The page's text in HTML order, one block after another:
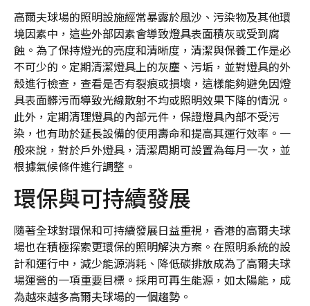
高爾夫球場的照明設施經常暴露於風沙、污染物及其他環
境因素中，這些外部因素會導致燈具表面積灰或受到腐
蝕。為了保持燈光的亮度和清晰度，清潔與保養工作是必
不可少的。定期清潔燈具上的灰塵、污垢，並對燈具的外
殼進行檢查，查看是否有裂痕或損壞，這樣能夠避免因燈
具表面髒污而導致光線散射不均或照明效果下降的情況。
此外，定期清理燈具的內部元件，保證燈具內部不受污
染，也有助於延長設備的使用壽命和提高其運行效率。一
般來說，對於戶外燈具，清潔周期可設置為每月一次，並
根據氣候條件進行調整。
環保與可持續發展
隨著全球對環保和可持續發展日益重視，香港的高爾夫球
場也在積極探索更環保的照明解決方案。在照明系統的設
計和運行中，減少能源消耗、降低碳排放成為了高爾夫球
場運營的一項重要目標。採用可再生能源，如太陽能，成
為越來越多高爾夫球場的一個趨勢。